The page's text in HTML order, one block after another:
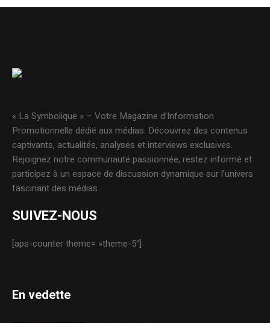
« La Symbolique » – Votre Magazine d’Information
Promotionnelle dédié aux médias. Découvrez des contenus
captivants, actualités, analyses et interviews exclusives.
Rejoignez notre communauté passionnée, restez informé et
participez à un espace de discussion dynamique sur l’univers
fascinant des médias.
SUIVEZ-NOUS
[aps-counter theme= »theme-5″]
En vedette